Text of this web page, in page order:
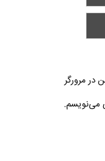
در مرورگر
می‌نویسم.